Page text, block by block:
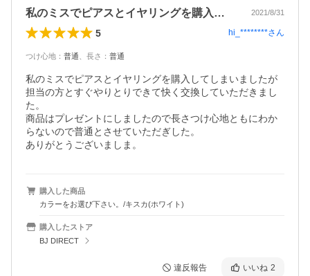
私のミスでピアスとイヤリングを購入して… 2021/8/31
5 hi_********さん
つけ心地 ： 普通 長さ ： 普通
私のミスでピアスとイヤリングを購入してしまいましたが
担当の方とすぐやりとりできて快く交換していただきまし
た。
商品はプレゼントにしましたので長さつけ心地ともにわか
らないので普通とさせていただぎした。
ありがとうございましま。
購入した商品
カラーをお選び下さい。/キスカ(ホワイト)
購入したストア
BJ DIRECT
違反報告 いいね 2